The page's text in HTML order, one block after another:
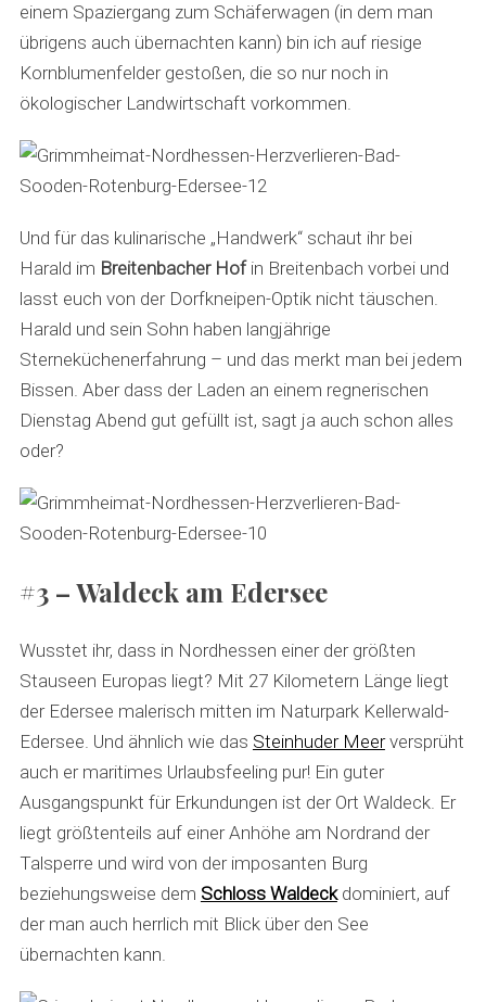
einem Spaziergang zum Schäferwagen (in dem man
übrigens auch übernachten kann) bin ich auf riesige
Kornblumenfelder gestoßen, die so nur noch in
ökologischer Landwirtschaft vorkommen.
Und für das kulinarische „Handwerk“ schaut ihr bei
Harald im Breitenbacher Hofin Breitenbach vorbei und
lasst euch von der Dorfkneipen-Optik nicht täuschen.
Harald und sein Sohn haben langjährige
Sterneküchenerfahrung – und das merkt man bei jedem
Bissen. Aber dass der Laden an einem regnerischen
Dienstag Abend gut gefüllt ist, sagt ja auch schon alles
oder?
#3 – Waldeck am Edersee
Wusstet ihr, dass in Nordhessen einer der größten
Stauseen Europas liegt? Mit 27 Kilometern Länge liegt
der Edersee malerisch mitten im Naturpark Kellerwald-
Edersee. Und ähnlich wie das Steinhuder Meerversprüht
auch er maritimes Urlaubsfeeling pur! Ein guter
Ausgangspunkt für Erkundungen ist der Ort Waldeck. Er
liegt größtenteils auf einer Anhöhe am Nordrand der
Talsperre und wird von der imposanten Burg
beziehungsweise dem Schloss Waldeckdominiert, auf
der man auch herrlich mit Blick über den See
übernachten kann.